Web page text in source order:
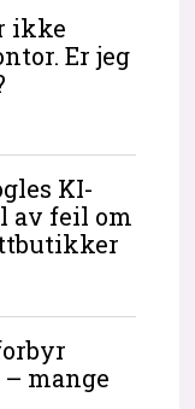
ikke
Er jeg
KI-
av feil om
mange